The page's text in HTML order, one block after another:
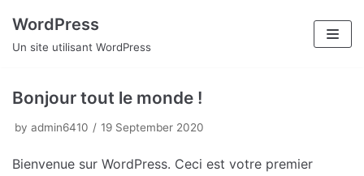
Skip
content
WordPress
Un site utilisant WordPress
Bonjour tout le monde !
by admin6410 19 September 2020
Bienvenue sur WordPress. Ceci est votre premier